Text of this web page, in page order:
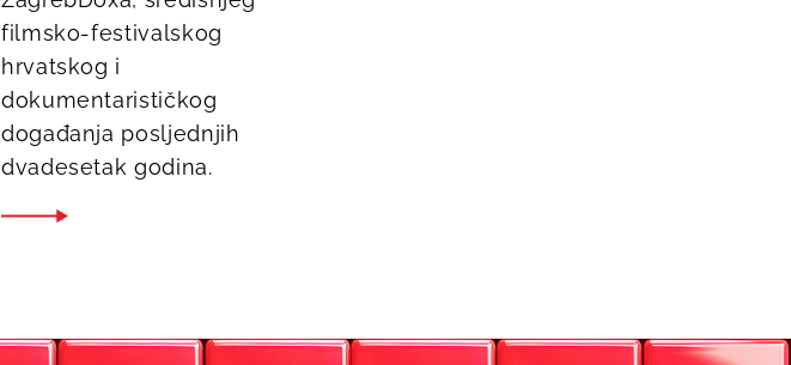
filmsko-festivalskog
hrvatskog i
dokumentarističkog
događanja posljednjih
dvadesetak godina.